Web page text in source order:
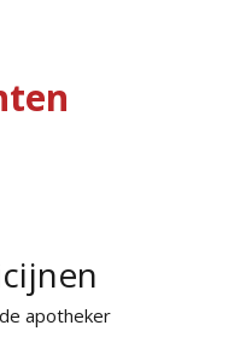
apotheker